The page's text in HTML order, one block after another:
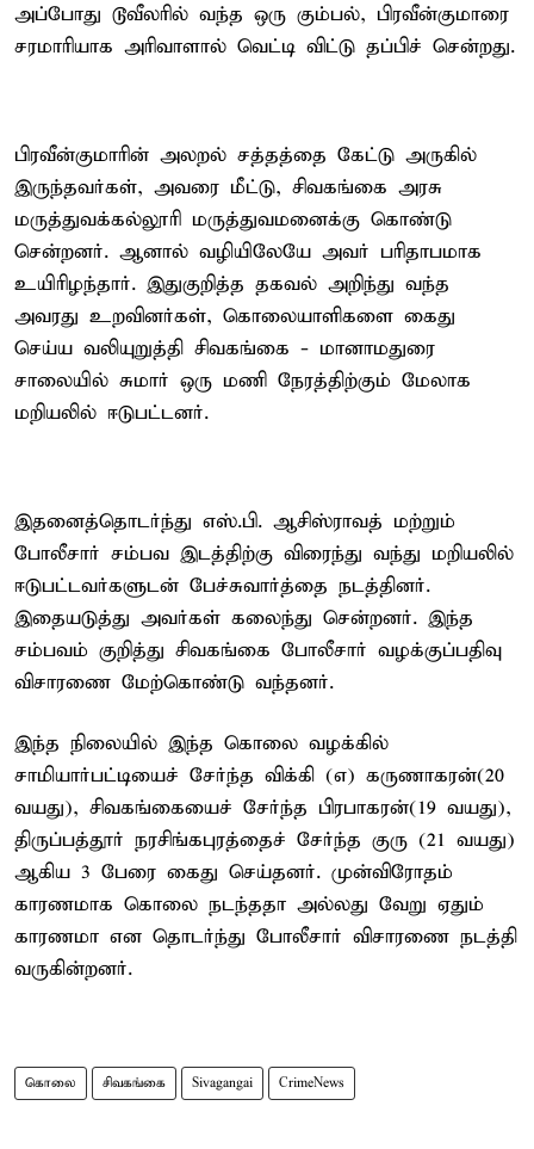
அப்போது டூவீலரில் வந்த ஒரு கும்பல், பிரவீன்குமாரை
சரமாரியாக அரிவாளால் வெட்டி விட்டு தப்பிச் சென்றது.
பிரவீன்குமாரின் அலறல் சத்தத்தை கேட்டு அருகில்
இருந்தவர்கள், அவரை மீட்டு, சிவகங்கை அரசு
மருத்துவக்கல்லூரி மருத்துவமனைக்கு கொண்டு
சென்றனர். ஆனால் வழியிலேயே அவர் பரிதாபமாக
உயிரிழந்தார். இதுகுறித்த தகவல் அறிந்து வந்த
அவரது உறவினர்கள், கொலையாளிகளை கைது
செய்ய வலியுறுத்தி சிவகங்கை - மானாமதுரை
சாலையில் சுமார் ஒரு மணி நேரத்திற்கும் மேலாக
மறியலில் ஈடுபட்டனர்.
இதனைத்தொடர்ந்து எஸ்.பி. ஆசிஸ்ராவத் மற்றும்
போலீசார் சம்பவ இடத்திற்கு விரைந்து வந்து மறியலில்
ஈடுபட்டவர்களுடன் பேச்சுவார்த்தை நடத்தினர்.
இதையடுத்து அவர்கள் கலைந்து சென்றனர். இந்த
சம்பவம் குறித்து சிவகங்கை போலீசார் வழக்குப்பதிவு
விசாரணை மேற்கொண்டு வந்தனர்.
இந்த நிலையில் இந்த கொலை வழக்கில்
சாமியார்பட்டியைச் சேர்ந்த விக்கி (எ) கருணாகரன்(20
வயது), சிவகங்கையைச் சேர்ந்த பிரபாகரன்(19 வயது),
திருப்பத்தூர் நரசிங்கபுரத்தைச் சேர்ந்த குரு (21 வயது)
ஆகிய 3 பேரை கைது செய்தனர். முன்விரோதம்
காரணமாக கொலை நடந்ததா அல்லது வேறு ஏதும்
காரணமா என தொடர்ந்து போலீசார் விசாரணை நடத்தி
வருகின்றனர்.
கொலை சிவகங்கை Sivagangai CrimeNews